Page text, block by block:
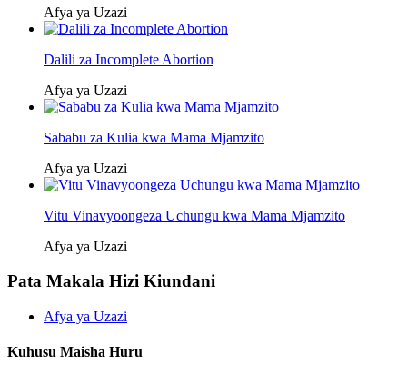
Afya ya Uzazi
Dalili za Incomplete Abortion
Afya ya Uzazi
Sababu za Kulia kwa Mama Mjamzito
Afya ya Uzazi
Vitu Vinavyoongeza Uchungu kwa Mama Mjamzito
Afya ya Uzazi
Pata Makala Hizi Kiundani
Afya ya Uzazi
Kuhusu Maisha Huru